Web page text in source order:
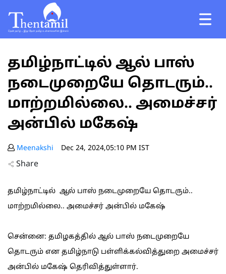
தமிழ்நாட்டில் ஆல் பாஸ்
நடைமுறையே தொடரும்..
மாற்றமில்லை.. அமைச்சர்
அன்பில் மகேஷ்
Meenakshi Dec 24, 2024,05:10 PM IST
Share
தமிழ்நாட்டில் ஆல் பாஸ் நடைமுறையே தொடரும்..
மாற்றமில்லை.. அமைச்சர் அன்பில் மகேஷ்
சென்னை: தமிழகத்தில் ஆல் பாஸ் நடைமுறையே
தொடரும் என தமிழ்நாடு பள்ளிக்கல்வித்துறை அமைச்சர்
அன்பில் மகேஷ் தெரிவித்துள்ளார்.